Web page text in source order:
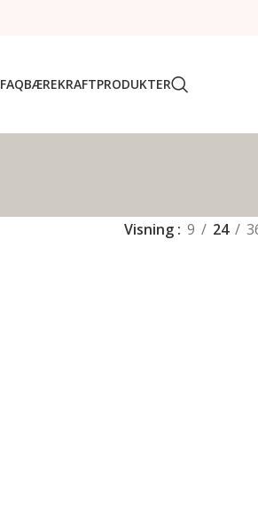
FAQBÆREKRAFTPRODUKTER
Visning 9 24